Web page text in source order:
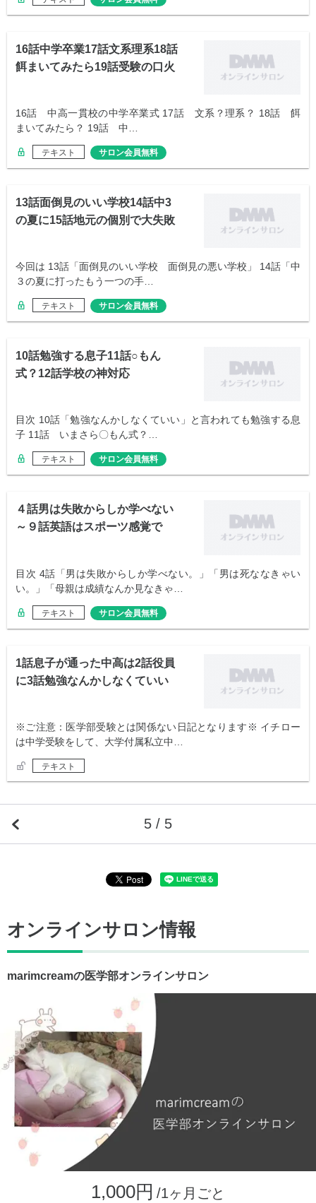
16話中学卒業17話文系理系18話
餌まいてみたら19話受験の口火
16話 中高一貫校の中学卒業式 17話 文系？理系？ 18話 餌
まいてみたら？ 19話 中…
テキスト サロン会員無料
13話面倒見のいい学校14話中3
の夏に15話地元の個別で大失敗
今回は 13話「面倒見のいい学校 面倒見の悪い学校」 14話「中
３の夏に打ったもう一つの手…
テキスト サロン会員無料
10話勉強する息子11話○もん
式？12話学校の神対応
目次 10話「勉強なんかしなくていい」と言われても勉強する息
子 11話 いまさら〇もん式？…
テキスト サロン会員無料
４話男は失敗からしか学べない
～９話英語はスポーツ感覚で
目次 4話「男は失敗からしか学べない。」「男は死ななきゃい
い。」「母親は成績なんか見なきゃ…
テキスト サロン会員無料
1話息子が通った中高は2話役員
に3話勉強なんかしなくていい
※ご注意：医学部受験とは関係ない日記となります※ イチロー
は中学受験をして、大学付属私立中…
テキスト
5 / 5
オンラインサロン情報
marimcreamの医学部オンラインサロン
1,000円 /1ヶ月ごと